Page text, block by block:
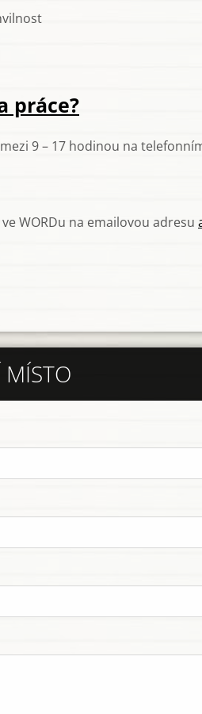
práce?
9 – 17 hodinou na
WORDu na emailovou adresu
MÍSTO